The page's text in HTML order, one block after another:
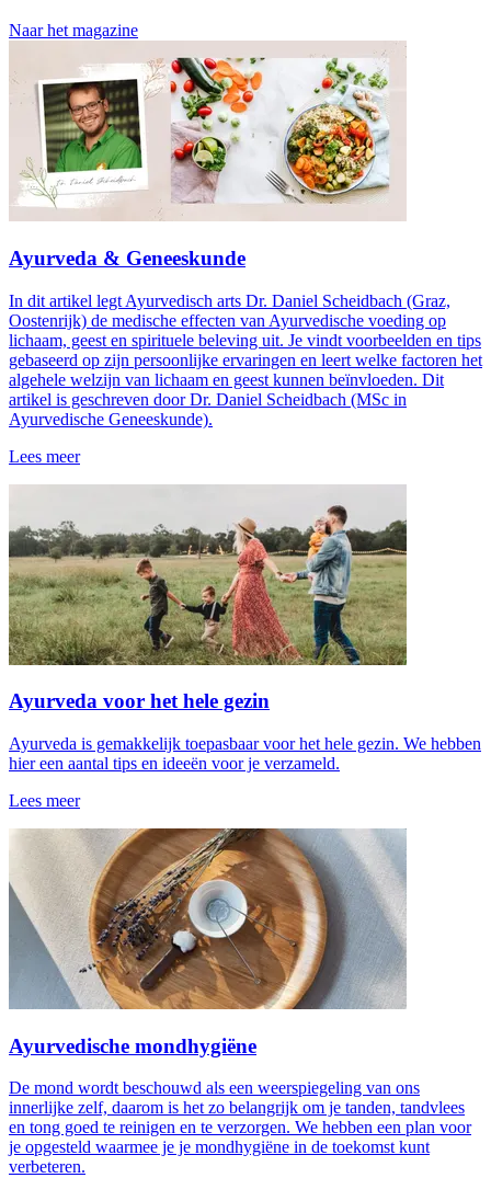
Naar het magazine
Ayurveda & Geneeskunde
In dit artikel legt Ayurvedisch arts Dr. Daniel Scheidbach (Graz,
Oostenrijk) de medische effecten van Ayurvedische voeding op
lichaam, geest en spirituele beleving uit. Je vindt voorbeelden en tips
gebaseerd op zijn persoonlijke ervaringen en leert welke factoren het
algehele welzijn van lichaam en geest kunnen beïnvloeden. Dit
artikel is geschreven door Dr. Daniel Scheidbach (MSc in
Ayurvedische Geneeskunde).
Lees meer
Ayurveda voor het hele gezin
Ayurveda is gemakkelijk toepasbaar voor het hele gezin. We hebben
hier een aantal tips en ideeën voor je verzameld.
Lees meer
Ayurvedische mondhygiëne
De mond wordt beschouwd als een weerspiegeling van ons
innerlijke zelf, daarom is het zo belangrijk om je tanden, tandvlees
en tong goed te reinigen en te verzorgen. We hebben een plan voor
je opgesteld waarmee je je mondhygiëne in de toekomst kunt
verbeteren.